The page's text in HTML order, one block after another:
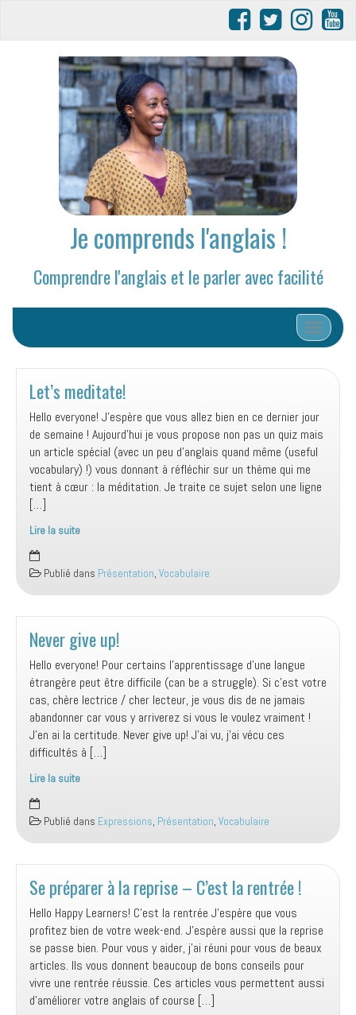
Je comprends l'anglais !
Comprendre l'anglais et le parler avec facilité
Afficher/
Let’s meditate!
Hello everyone! J’espère que vous allez bien en ce dernier jour
de semaine ! Aujourd’hui je vous propose non pas un quiz mais
un article spécial (avec un peu d’anglais quand même (useful
vocabulary) !) vous donnant à réfléchir sur un thème qui me
tient à cœur : la méditation. Je traite ce sujet selon une ligne
[…]
Lire la suite
Let’s
meditate!
Publié dans Présentation, Vocabulaire
Never give up!
Hello everyone! Pour certains l’apprentissage d’une langue
étrangère peut être difficile (can be a struggle). Si c’est votre
cas, chère lectrice / cher lecteur, je vous dis de ne jamais
abandonner car vous y arriverez si vous le voulez vraiment !
J’en ai la certitude. Never give up! J’ai vu, j’ai vécu ces
difficultés à […]
Lire la suite
Never
give
up! Publié dans Expressions, Présentation, Vocabulaire
Se préparer à la reprise – C’est la rentrée !
Hello Happy Learners! C’est la rentrée J’espère que vous
profitez bien de votre week-end. J’espère aussi que la reprise
se passe bien. Pour vous y aider, j’ai réuni pour vous de beaux
articles. Ils vous donnent beaucoup de bons conseils pour
vivre une rentrée réussie. Ces articles vous permettent aussi
d’améliorer votre anglais of course […]